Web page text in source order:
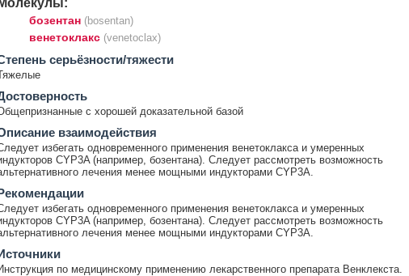
бозентан (bosentan)
венетоклакс (venetoclax)
серьёзности/тяжести
с хорошей доказательной базой
взаимодействия
избегать одновременного применения венетоклакса и умеренных
CYP3A (например, бозентана). Следует рассмотреть возможность
лечения менее мощными индукторами CYP3A.
избегать одновременного применения венетоклакса и умеренных
CYP3A (например, бозентана). Следует рассмотреть возможность
лечения менее мощными индукторами CYP3A.
по медицинскому применению лекарственного препарата Венклекста.